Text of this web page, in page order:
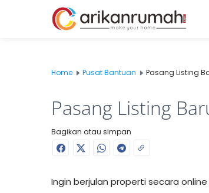
Home Pusat Bantuan Pasang Listing
Pasang Listing
Bagikan atau simpan
Ingin berjulan properti secara